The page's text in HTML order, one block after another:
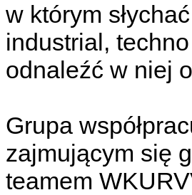
w którym
industrial,
odnaleźć w niej
Grupa
zajmującym się
teamem